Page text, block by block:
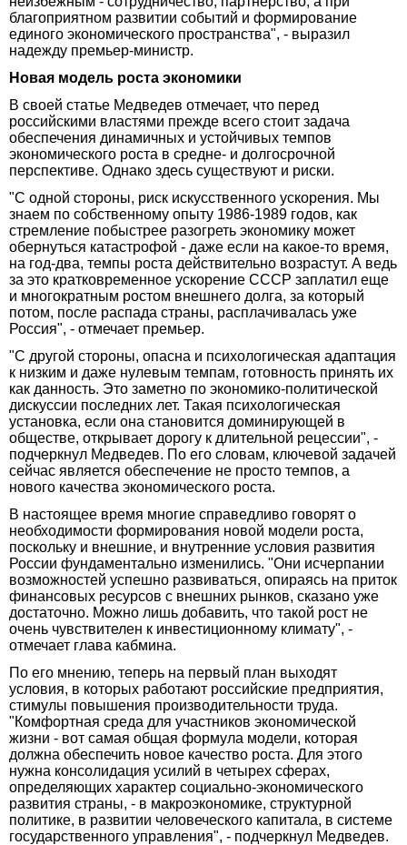
благоприятном развитии событий и формирование
единого экономического пространства", - выразил
надежду премьер-министр.
Новая модель роста экономики
В своей статье Медведев отмечает, что перед
российскими властями прежде всего стоит задача
обеспечения динамичных и устойчивых темпов
экономического роста в средне- и долгосрочной
перспективе. Однако здесь существуют и риски.
"С одной стороны, риск искусственного ускорения. Мы
знаем по собственному опыту 1986-1989 годов, как
стремление побыстрее разогреть экономику может
обернуться катастрофой - даже если на какое-то время,
на год-два, темпы роста действительно возрастут. А ведь
за это кратковременное ускорение СССР заплатил еще
и многократным ростом внешнего долга, за который
потом, после распада страны, расплачивалась уже
Россия", - отмечает премьер.
"С другой стороны, опасна и психологическая адаптация
к низким и даже нулевым темпам, готовность принять их
как данность. Это заметно по экономико-политической
дискуссии последних лет. Такая психологическая
установка, если она становится доминирующей в
обществе, открывает дорогу к длительной рецессии", -
подчеркнул Медведев. По его словам, ключевой задачей
сейчас является обеспечение не просто темпов, а
нового качества экономического роста.
В настоящее время многие справедливо говорят о
необходимости формирования новой модели роста,
поскольку и внешние, и внутренние условия развития
России фундаментально изменились. "Они исчерпании
возможностей успешно развиваться, опираясь на приток
финансовых ресурсов с внешних рынков, сказано уже
достаточно. Можно лишь добавить, что такой рост не
очень чувствителен к инвестиционному климату", -
отмечает глава кабмина.
По его мнению, теперь на первый план выходят
условия, в которых работают российские предприятия,
стимулы повышения производительности труда.
"Комфортная среда для участников экономической
жизни - вот самая общая формула модели, которая
должна обеспечить новое качество роста. Для этого
нужна консолидация усилий в четырех сферах,
определяющих характер социально-экономического
развития страны, - в макроэкономике, структурной
политике, в развитии человеческого капитала, в системе
государственного управления", - подчеркнул Медведев.